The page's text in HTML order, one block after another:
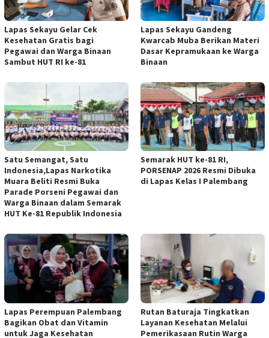
Lapas Sekayu Gelar Cek
Kesehatan Gratis bagi
Pegawai dan Warga Binaan
Sambut HUT RI ke-81
Lapas Sekayu Gandeng
Kwarcab Muba Berikan Materi
Dasar Kepramukaan ke Warga
Binaan
Satu Semangat, Satu
Indonesia,Lapas Narkotika
Muara Beliti Resmi Buka
Parade Porseni Pegawai dan
Warga Binaan dalam Semarak
HUT Ke-81 Republik Indonesia
Semarak HUT ke-81 RI,
PORSENAP 2026 Resmi Dibuka
di Lapas Kelas I Palembang
Lapas Perempuan Palembang
Bagikan Obat dan Vitamin
untuk Jaga Kesehatan
Rutan Baturaja Tingkatkan
Layanan Kesehatan Melalui
Pemerikasaan Rutin Warga